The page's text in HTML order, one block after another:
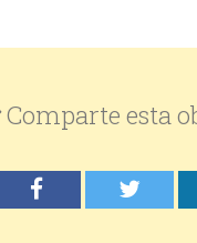
Comparte esta